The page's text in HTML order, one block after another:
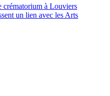
crématorium à Louviers
un lien avec les Arts